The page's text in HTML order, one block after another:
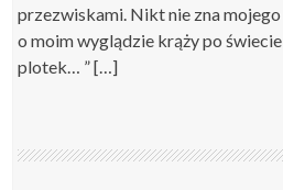
przezwiskami. Nikt nie zna
o moim wyglądzie krąży po
plotek… ” […]